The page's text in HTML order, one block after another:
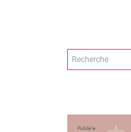
Publié le